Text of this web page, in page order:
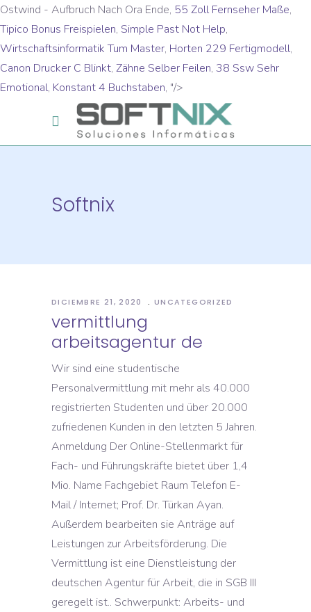
Ostwind - Aufbruch Nach Ora Ende, 55 Zoll Fernseher Maße,
Tipico Bonus Freispielen, Simple Past Not Help,
Wirtschaftsinformatik Tum Master, Horten 229 Fertigmodell,
Canon Drucker C Blinkt, Zähne Selber Feilen, 38 Ssw Sehr
Emotional, Konstant 4 Buchstaben, "/>
Softnix
DICIEMBRE 21, 2020 UNCATEGORIZED
vermittlung
arbeitsagentur de
Wir sind eine studentische
Personalvermittlung mit mehr als 40.000
registrierten Studenten und über 20.000
zufriedenen Kunden in den letzten 5 Jahren.
Anmeldung Der Online-Stellenmarkt für
Fach- und Führungskräfte bietet über 1,4
Mio. Name Fachgebiet Raum Telefon E-
Mail / Internet; Prof. Dr. Türkan Ayan.
Außerdem bearbeiten sie Anträge auf
Leistungen zur Arbeitsförderung. Die
Vermittlung ist eine Dienstleistung der
deutschen Agentur für Arbeit, die in SGB III
geregelt ist.. Schwerpunkt: Arbeits- und